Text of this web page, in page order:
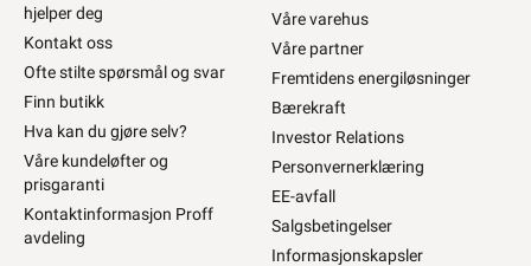
hjelper deg
Kontakt oss
Ofte stilte spørsmål og svar
Finn butikk
Hva kan du gjøre selv?
Våre kundeløfter og
prisgaranti
Kontaktinformasjon Proff
avdeling
Våre varehus
Våre partner
Fremtidens energiløsninger
Bærekraft
Investor Relations
Personvernerklæring
EE-avfall
Salgsbetingelser
Informasjonskapsler